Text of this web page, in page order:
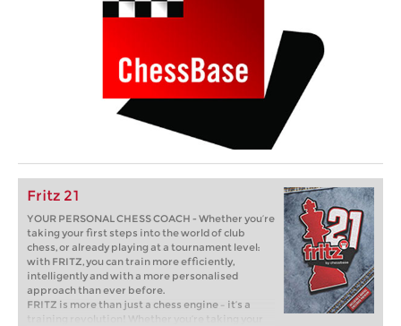
Fritz 21
YOUR PERSONAL CHESS COACH - Whether you’re
taking your first steps into the world of club
chess, or already playing at a tournament level:
with FRITZ, you can train more efficiently,
intelligently and with a more personalised
approach than ever before.
FRITZ is more than just a chess engine – it’s a
training revolution! Whether you’re taking your